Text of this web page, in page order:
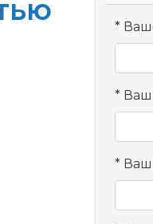
Ваш
Ваш